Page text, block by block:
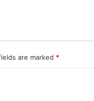
are marked *